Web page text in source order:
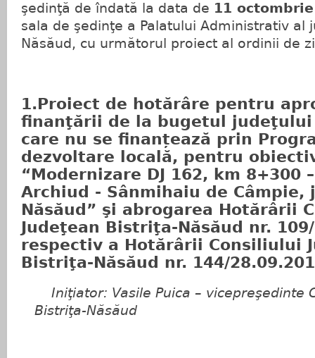
şedinţă de îndată la data de 11
sala de şedinţe a Palatului Administrativ al
Năsăud, cu următorul proiect al ordinii de
1.Proiect de hotărâre pentru
finanţării de la bugetul
care nu se finanțează prin
dezvoltare locală, pentru
“Modernizare DJ 162, km 8+300
Archiud - Sânmihaiu de
Năsăud” şi abrogarea Hotărârii
Judeţean Bistriţa-Năsăud nr.
respectiv a Hotărârii Consiliului
Bistriţa-Năsăud nr. 144/
Iniţiator: Vasile Puica – vicepreşedinte
Bistriţa-Năsăud